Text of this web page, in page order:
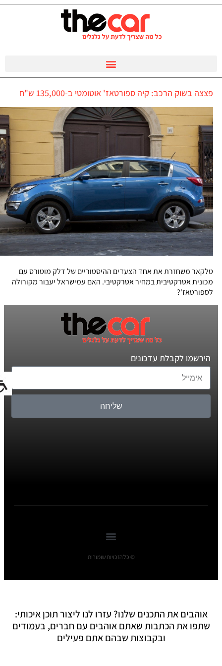
פצצה בשוק הרכב: קיה ספורטאז' אוטומטי ב-135,000 ש"ח
טלקאר משחזרת את אחד הצעדים ההיסטוריים של דלק מוטורס עם
מכונית אטרקטיבית במחיר אטרקטיבי. האם עמישראל יעבור מקורולה
לספורטאז'?
הירשמו לקבלת עדכונים
שליחה
© כל הזכויות שומורות
אוהבים את התכנים שלנו? עזרו לנו ליצור תוכן איכותי:
שתפו את הכתבות שאתם אוהבים עם חברים, בעמודים
ובקבוצות שבהם אתם פעילים